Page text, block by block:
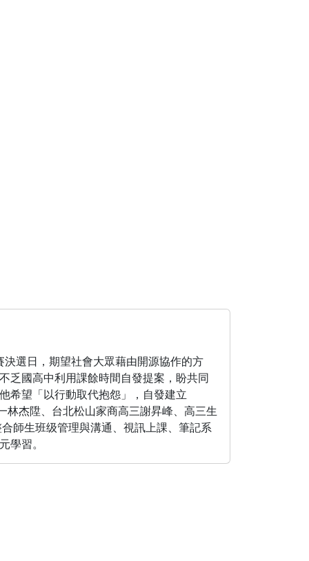
選日，期望社會大眾藉由開源協作的方
乏國高中利用課餘時間自發提案，盼共同
希望「以行動取代抱怨」，自發建立
林杰陞、台北松山家商高三謝昇峰、高三生
師生班级管理與溝通、視訊上課、筆記系
學習。